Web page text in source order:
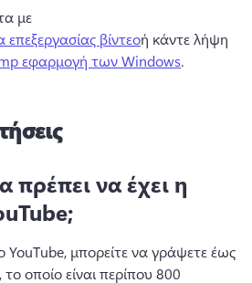
με
βίντεοή κάντε λήψη
εφαρμογή των Windows.
πρέπει να έχει η
YouTube, μπορείτε να γράψετε έως
οποίο είναι περίπου 800